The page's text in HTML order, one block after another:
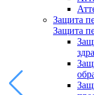
Защита
Защита